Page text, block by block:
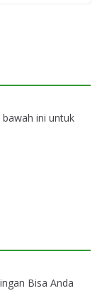
ini untuk
Bisa Anda